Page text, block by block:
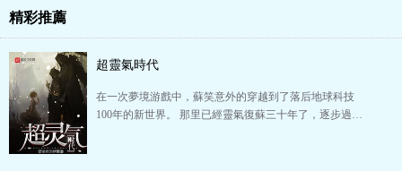
精彩推薦
超靈氣時代
在一次夢境游戲中，蘇笑意外的穿越到了落后地球科技
100年的新世界。 那里已經靈氣復蘇三十年了，逐步過…